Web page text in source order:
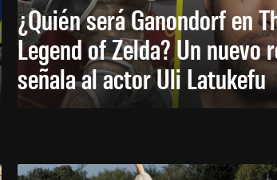
¿Quién será Ganondorf en
Legend of Zelda? Un nuevo
señala al actor Uli Latukefu